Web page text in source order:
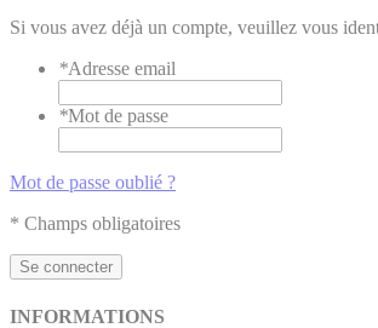
Si vous avez déjà un compte, veuillez vous
*Adresse email
*Mot de passe
Mot de passe oublié ?
* Champs obligatoires
Se connecter
INFORMATIONS